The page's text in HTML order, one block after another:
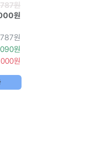
원
원
원
원
원